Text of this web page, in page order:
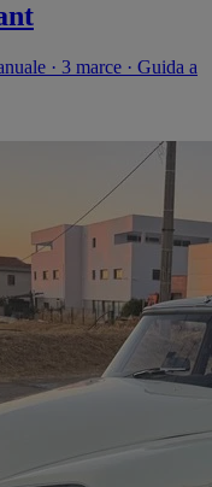
· 3 marce · Guida a